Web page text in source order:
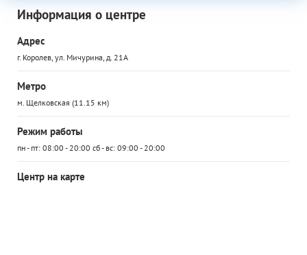
Информация о центре
Адрес
г. Королев, ул. Мичурина, д. 21А
Метро
м. Щелковская (11.15 км)
Режим работы
пн - пт: 08:00 - 20:00 сб - вс: 09:00 - 20:00
Центр на карте